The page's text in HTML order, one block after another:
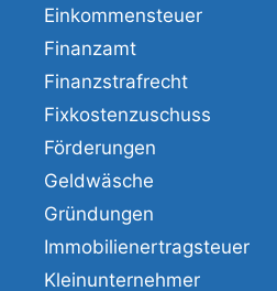
Einkommensteuer
Finanzamt
Finanzstrafrecht
Fixkostenzuschuss
Förderungen
Geldwäsche
Gründungen
Immobilienertragsteuer
Kleinunternehmer